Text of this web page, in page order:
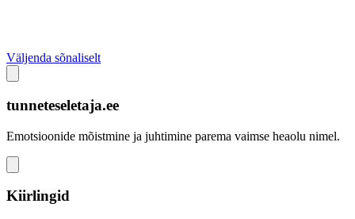
Väljenda sõnaliselt
tunneteseletaja.ee
Emotsioonide mõistmine ja juhtimine parema vaimse heaolu nimel.
Kiirlingid